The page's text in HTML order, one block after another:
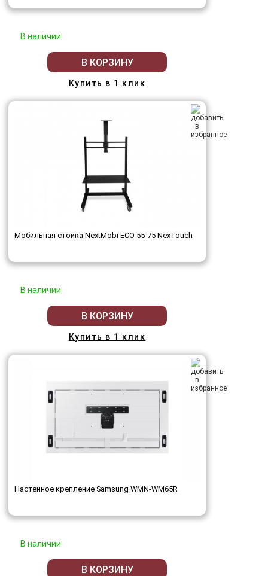
В наличии
В КОРЗИНУ
Купить в 1 клик
Мобильная стойка NextMobi ECO 55-75 NexTouch
В наличии
В КОРЗИНУ
Купить в 1 клик
Настенное крепление Samsung WMN-WM65R
В наличии
В КОРЗИНУ